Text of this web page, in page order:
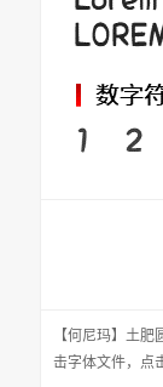
【何尼玛】土肥
击字体文件，点